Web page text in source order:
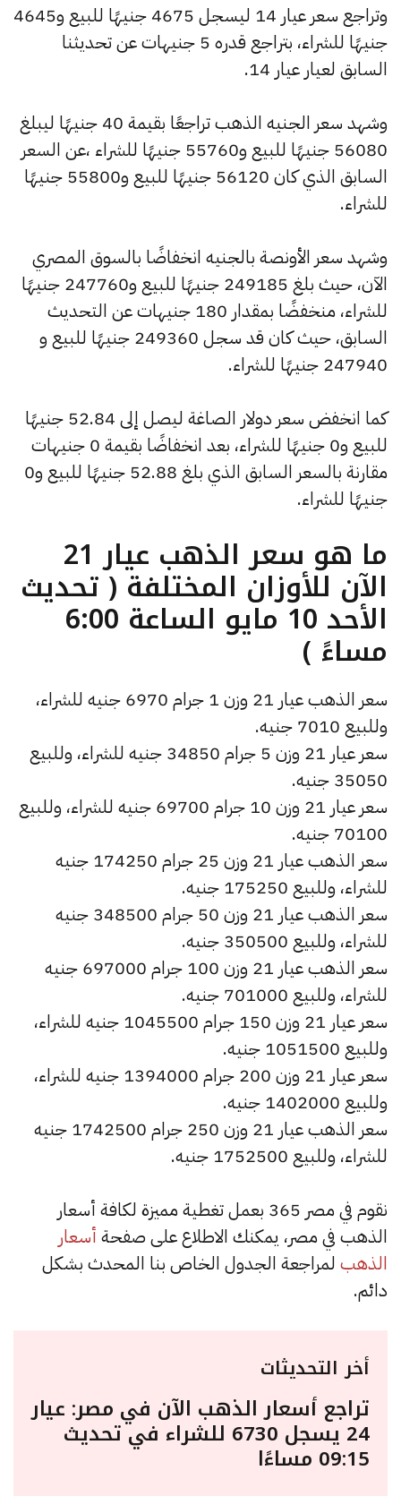
وتراجع سعر عيار 14 ليسجل 4675 جنيهًا للبيع و4645
جنيهًا للشراء، بتراجع قدره 5 جنيهات عن تحديثنا
السابق لعيار عيار 14.
وشهد سعر الجنيه الذهب تراجعًا بقيمة 40 جنيهًا ليبلغ
56080 جنيهًا للبيع و55760 جنيهًا للشراء ،عن السعر
السابق الذي كان 56120 جنيهًا للبيع و55800 جنيهًا
للشراء.
وشهد سعر الأونصة بالجنيه انخفاضًا بالسوق المصري
الآن، حيث بلغ 249185 جنيهًا للبيع و247760 جنيهًا
للشراء، منخفضًا بمقدار 180 جنيهات عن التحديث
السابق، حيث كان قد سجل 249360 جنيهًا للبيع و
247940 جنيهًا للشراء.
كما انخفض سعر دولار الصاغة ليصل إلى 52.84 جنيهًا
للبيع و0 جنيهًا للشراء، بعد انخفاضًا بقيمة 0 جنيهات
مقارنة بالسعر السابق الذي بلغ 52.88 جنيهًا للبيع و0
جنيهًا للشراء.
ما هو سعر الذهب عيار 21
الآن للأوزان المختلفة ( تحديث
الأحد 10 مايو الساعة 6:00
مساءً )
سعر الذهب عيار 21 وزن 1 جرام 6970 جنيه للشراء،
وللبيع 7010 جنيه.
سعر عيار 21 وزن 5 جرام 34850 جنيه للشراء، وللبيع
35050 جنيه.
سعر عيار 21 وزن 10 جرام 69700 جنيه للشراء، وللبيع
70100 جنيه.
سعر الذهب عيار 21 وزن 25 جرام 174250 جنيه
للشراء، وللبيع 175250 جنيه.
سعر الذهب عيار 21 وزن 50 جرام 348500 جنيه
للشراء، وللبيع 350500 جنيه.
سعر الذهب عيار 21 وزن 100 جرام 697000 جنيه
للشراء، وللبيع 701000 جنيه.
سعر عيار 21 وزن 150 جرام 1045500 جنيه للشراء،
وللبيع 1051500 جنيه.
سعر عيار 21 وزن 200 جرام 1394000 جنيه للشراء،
وللبيع 1402000 جنيه.
سعر الذهب عيار 21 وزن 250 جرام 1742500 جنيه
للشراء، وللبيع 1752500 جنيه.
نقوم في مصر 365 بعمل تغطية مميزة لكافة أسعار
الذهب في مصر، يمكنك الاطلاع على صفحة أسعار
الذهب لمراجعة الجدول الخاص بنا المحدث بشكل
دائم.
أخر التحديثات
تراجع أسعار الذهب الآن في مصر: عيار
24 يسجل 6730 للشراء في تحديث
09:15 مساءًا